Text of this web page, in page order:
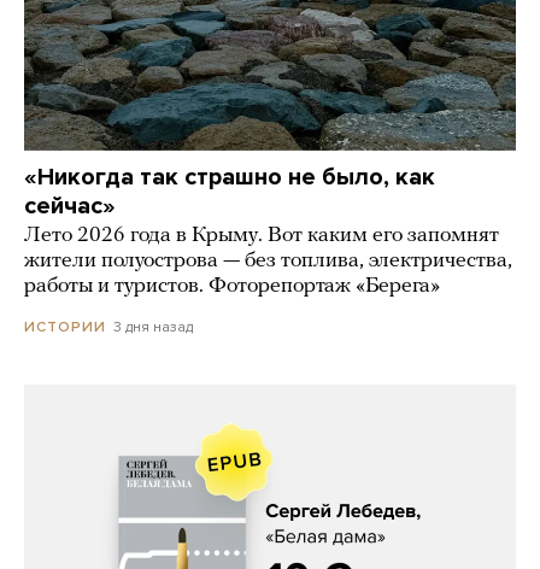
«Никогда так страшно не было, как
сейчас»
Лето 2026 года в Крыму. Вот каким его запомнят
жители полуострова — без топлива, электричества,
работы и туристов. Фоторепортаж «Берега»
ИСТОРИИ 3 дня назад